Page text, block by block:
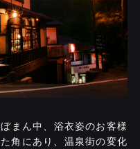
まん中、浴衣姿のお客様
角にあり、温泉街の変化